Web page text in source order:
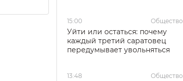
15:00 Общество
Уйти или остаться: почему
каждый третий саратовец
передумывает увольняться
13:48 Общество